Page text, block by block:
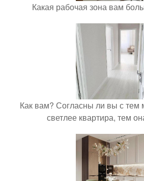
Какая рабочая зона вам
Как вам? Согласны ли вы с тем
светлее квартира, тем